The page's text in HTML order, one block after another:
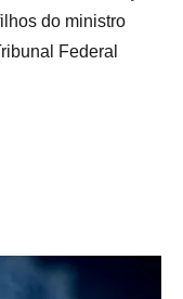
do ministro
Federal